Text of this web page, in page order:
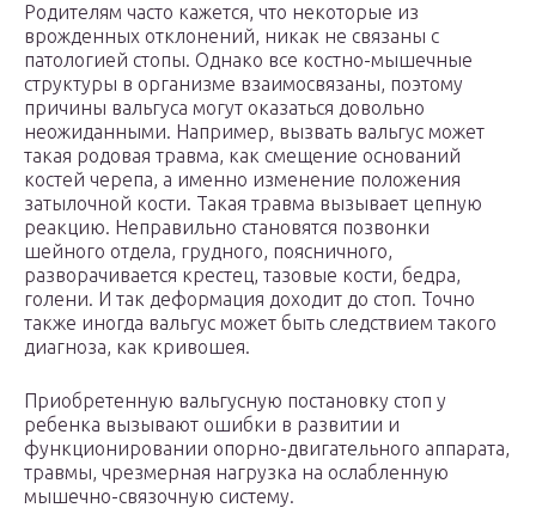
Родителям часто кажется, что некоторые из
врожденных отклонений, никак не связаны с
патологией стопы. Однако все костно-мышечные
структуры в организме взаимосвязаны, поэтому
причины вальгуса могут оказаться довольно
неожиданными. Например, вызвать вальгус может
такая родовая травма, как смещение оснований
костей черепа, а именно изменение положения
затылочной кости. Такая травма вызывает цепную
реакцию. Неправильно становятся позвонки
шейного отдела, грудного, поясничного,
разворачивается крестец, тазовые кости, бедра,
голени. И так деформация доходит до стоп. Точно
также иногда вальгус может быть следствием такого
диагноза, как кривошея.
Приобретенную вальгусную постановку стоп у
ребенка вызывают ошибки в развитии и
функционировании опорно-двигательного аппарата,
травмы, чрезмерная нагрузка на ослабленную
мышечно-связочную систему.